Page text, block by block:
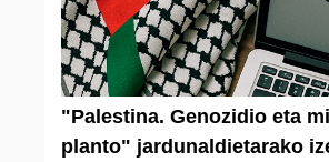
"Palestina. Genozidio eta
planto" jardunaldietarako